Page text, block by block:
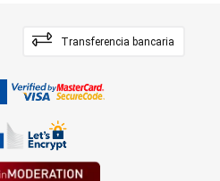
Transferencia bancaria